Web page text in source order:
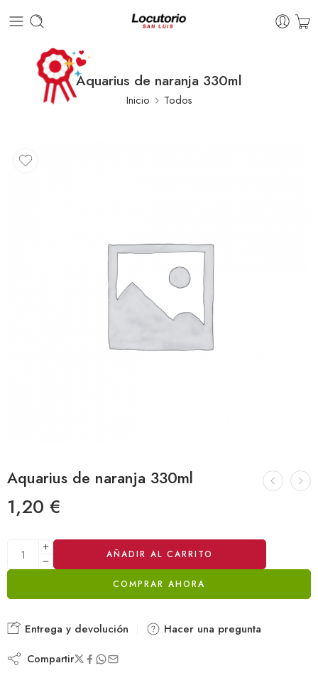
Aquarius de naranja 330ml
Inicio Todos
Aquarius de naranja 330ml
1,20 €
AÑADIR AL CARRITO
COMPRAR AHORA
Alternative:
Entrega y devolución Hacer una pregunta
Compartir